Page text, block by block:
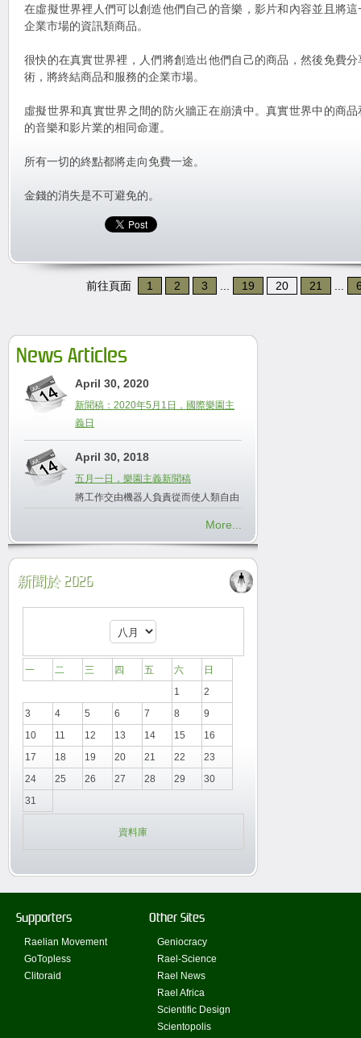
在虛擬世界裡人們可以創造他們自己的音樂，影片和內容並且將
企業市場的資訊類商品。
很快的在真實世界裡，人們將創造出他們自己的商品，然後免費
術，將終結商品和服務的企業市場。
虛擬世界和真實世界之間的防火牆正在崩潰中。真實世界中的商
的音樂和影片業的相同命運。
所有一切的終點都將走向免費一途。
金錢的消失是不可避免的。
前往頁面 1 2 3 19 20 21
News Articles
April 30, 2020
新聞稿：2020年5月1日，國際樂園主
義日
April 30, 2018
五月一日，樂園主義新聞稿
將工作交由機器人負責從而使人類自由
More...
新聞於 2026
一 二 三 四 五 六
日
1
2
3
4 5 6 7 8
9
10
11 12 13 14 15
16
17
18 19 20 21 22
23
24
25 26 27 28 29
30
31
資料庫
Supporters
Raelian Movement
GoTopless
Clitoraid
Other Sites
Geniocracy
Rael-Science
Rael News
Rael Africa
Scientific Design
Scientopolis